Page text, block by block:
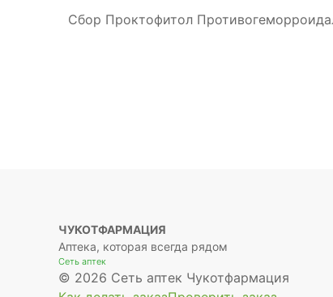
Сбор Проктофитол
ЧУКОТФАРМАЦИЯ
Аптека, которая всегда рядом
Сеть аптек
© 2026 Сеть аптек Чукотфармация